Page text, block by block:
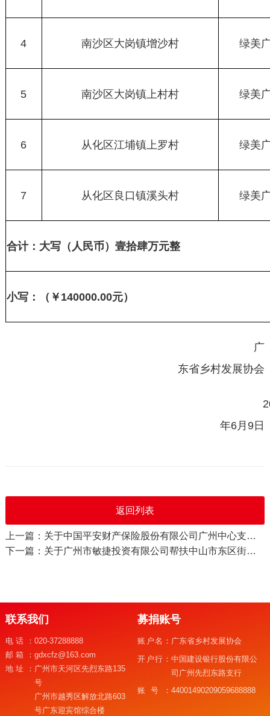
4 南沙区大岗镇增沙村 绿美
5 南沙区大岗镇上村村 绿美
6 从化区江埔镇上罗村 绿美
7 从化区良口镇溪头村 绿美
合计：大写（人民币） 壹拾肆万元整
小写：（￥ 140000.00元）
广
东省乡村发展协会
年6月9日
返回列表
上一篇：关于中国平安财产保险股份有限公司广州中心支公司支持绿美广东植树绿化活动项目资金的公示
下一篇：关于广州市敏捷投资有限公司帮扶中山市东区街道长者饭堂项目资金的公示
联系我们
电话： 020-37288888
邮箱： gdxcfz@163.com
地址： 广州市天河区先烈东路135
号
广州市越秀区解放北路603
号广东迎宾馆综合楼
募捐账号
账户名： 广东省乡村发展协会
开户行：中国建设银行股份有限公
司广州先烈东路支行
账号：44001490209059688888